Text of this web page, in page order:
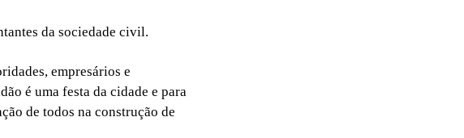
da sociedade civil.
empresários e
é uma festa da cidade e para
de todos na construção de